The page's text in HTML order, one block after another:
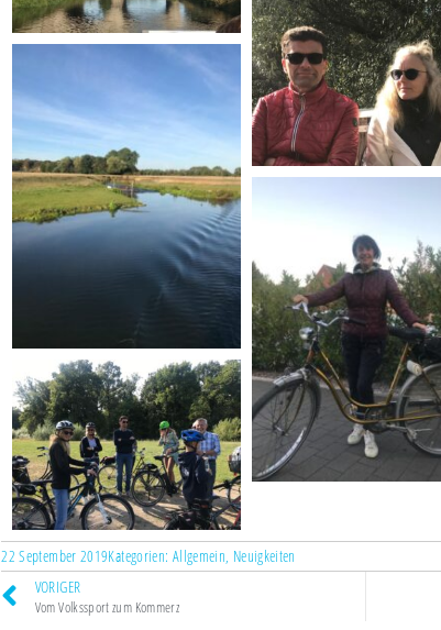
22 September 2019Kategorien: Allgemein, Neuigkeiten
VORIGER
Vom Volkssport zum Kommerz